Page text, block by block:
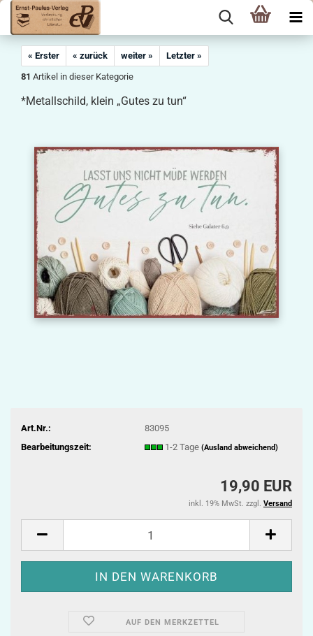
« Erster « zurück weiter »
Letzter »
81 Artikel in dieser Kategorie
*Metallschild, klein „Gutes zu tun“
Art.Nr.:
83095
Bearbeitungszeit:
1-2 Tage (Ausland abweichend)
19,90 EUR
inkl. 19% MwSt. zzgl. Versand
AUF DEN MERKZETTEL